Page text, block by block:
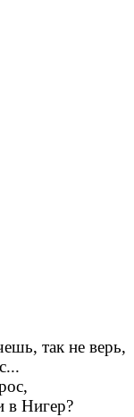
так не верь,
в Нигер?